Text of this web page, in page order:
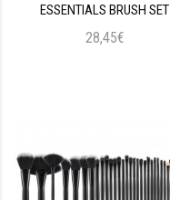
ESSENTIALS BRUSH SET
28,45€